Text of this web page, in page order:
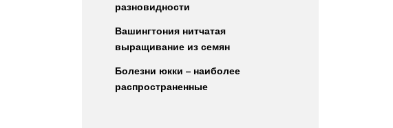
разновидности
Вашингтония нитчатая
выращивание из семян
Болезни юкки – наиболее
распространенные